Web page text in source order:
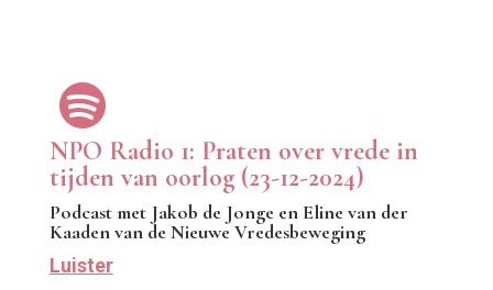

NPO Radio 1: Praten over vrede in
tijden van oorlog (23-12-2024)
Podcast met Jakob de Jonge en Eline van der
Kaaden van de Nieuwe Vredesbeweging
Luister